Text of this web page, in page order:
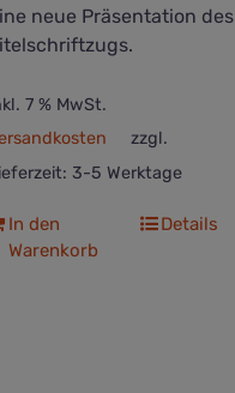
neue Präsentation des
7 % MwSt.
zzgl.
3-5 Werktage
In den
Warenkorb
Details